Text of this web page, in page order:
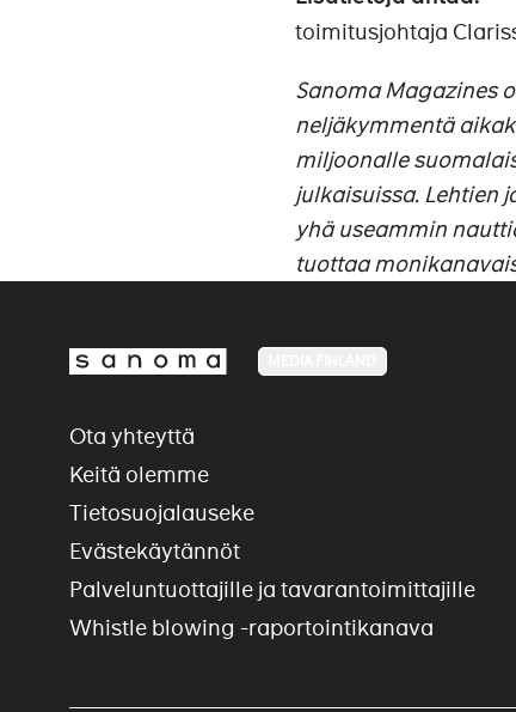
toimitusjohtaja
Sanoma Magazines
neljäkymmentä
miljoonalle
julkaisuissa. Lehtien
yhä useammin
tuottaa
Ota yhteyttä
Keitä olemme
Tietosuojalauseke
Evästekäytännöt
Palveluntuottajille ja tavarantoimittajille
Whistle blowing -raportointikanava